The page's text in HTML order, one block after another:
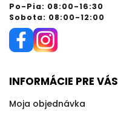
Po-Pia: 08:00-16:30
Sobota: 08:00-12:00
INFORMÁCIE PRE VÁS
Moja objednávka